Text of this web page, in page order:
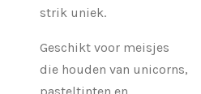
strik uniek.
Geschikt voor meisjes
die houden van unicorns,